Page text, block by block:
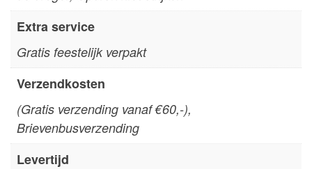
Extra service
Gratis feestelijk verpakt
Verzendkosten
(Gratis verzending vanaf €60,-),
Brievenbusverzending
Levertijd